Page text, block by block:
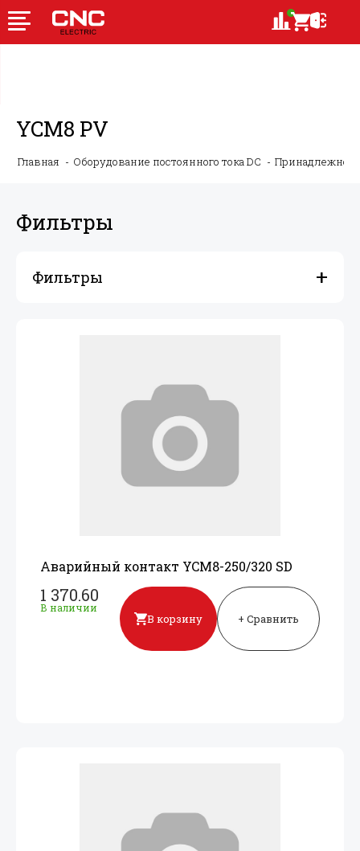
YCM8 PV
Главная Оборудование постоянного тока DC
Фильтры
Фильтры
Аварийный контакт YCM8-250/320 SD
1 370.60
В наличии
В корзину + Сравнить